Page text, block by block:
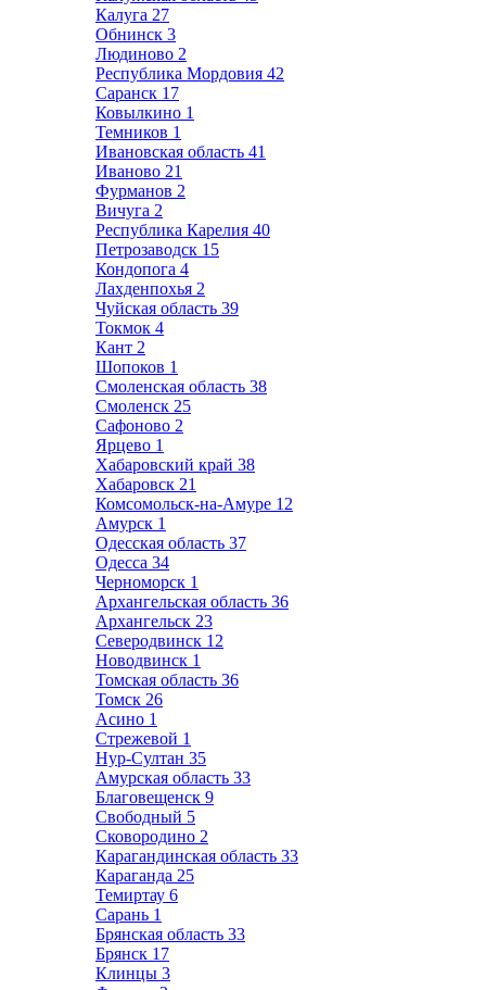
Калуга 27
Обнинск 3
Людиново 2
Республика Мордовия 42
Саранск 17
Ковылкино 1
Темников 1
Ивановская область 41
Иваново 21
Фурманов 2
Вичуга 2
Республика Карелия 40
Петрозаводск 15
Кондопога 4
Лахденпохья 2
Чуйская область 39
Токмок 4
Кант 2
Шопоков 1
Смоленская область 38
Смоленск 25
Сафоново 2
Ярцево 1
Хабаровский край 38
Хабаровск 21
Комсомольск-на-Амуре 12
Амурск 1
Одесская область 37
Одесса 34
Черноморск 1
Архангельская область 36
Архангельск 23
Северодвинск 12
Новодвинск 1
Томская область 36
Томск 26
Асино 1
Стрежевой 1
Нур-Султан 35
Амурская область 33
Благовещенск 9
Свободный 5
Сковородино 2
Карагандинская область 33
Караганда 25
Темиртау 6
Сарань 1
Брянская область 33
Брянск 17
Клинцы 3